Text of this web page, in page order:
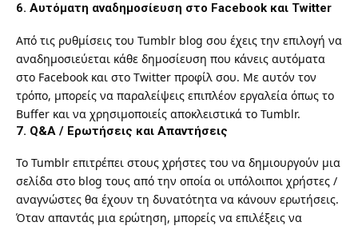
6. Αυτόματη αναδημοσίευση στο Facebook και Twitter
Από τις ρυθμίσεις του Tumblr blog σου έχεις την επιλογή να
αναδημοσιεύεται κάθε δημοσίευση που κάνεις αυτόματα
στο Facebook και στο Twitter προφίλ σου. Με αυτόν τον
τρόπο, μπορείς να παραλείψεις επιπλέον εργαλεία όπως το
Buffer και να χρησιμοποιείς αποκλειστικά το Tumblr.
7. Q&A / Ερωτήσεις και Απαντήσεις
Το Tumblr επιτρέπει στους χρήστες του να δημιουργούν μια
σελίδα στο blog τους από την οποία οι υπόλοιποι χρήστες /
αναγνώστες θα έχουν τη δυνατότητα να κάνουν ερωτήσεις.
Όταν απαντάς μια ερώτηση, μπορείς να επιλέξεις να